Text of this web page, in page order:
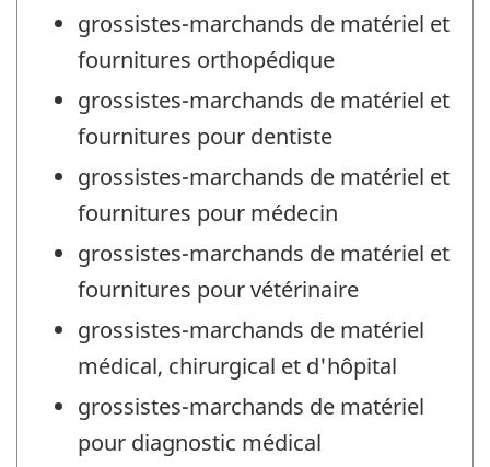
grossistes-marchands de matériel et
fournitures orthopédique
grossistes-marchands de matériel et
fournitures pour dentiste
grossistes-marchands de matériel et
fournitures pour médecin
grossistes-marchands de matériel et
fournitures pour vétérinaire
grossistes-marchands de matériel
médical, chirurgical et d'hôpital
grossistes-marchands de matériel
pour diagnostic médical